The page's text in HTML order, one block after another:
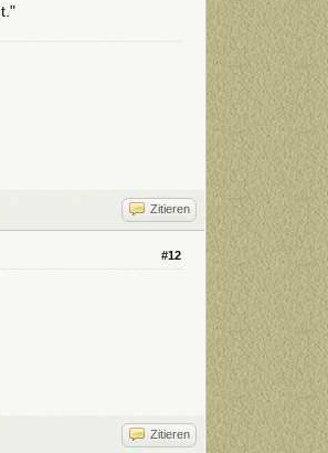
Zitieren
#12
Zitieren